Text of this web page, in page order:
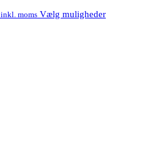
inkl. moms Vælg muligheder